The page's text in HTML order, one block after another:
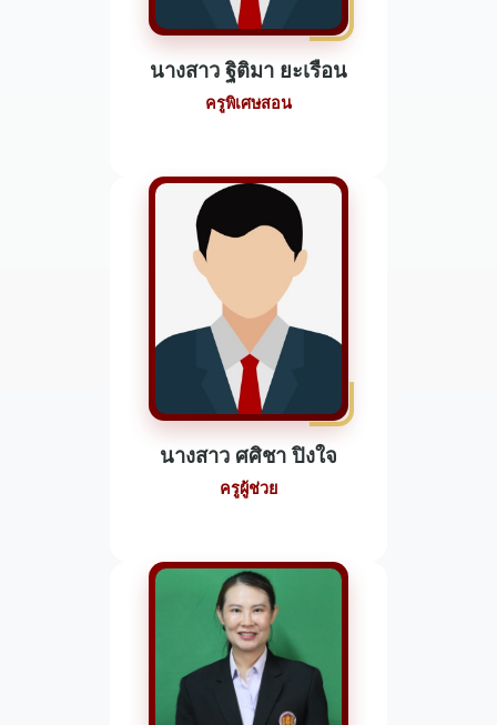
นางสาว ฐิติมา ยะเรือน
ครูพิเศษสอน
นางสาว ศศิชา ปิงใจ
ครูผู้ช่วย